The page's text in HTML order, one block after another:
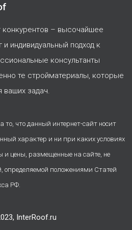
конкурентов – высочайшее
и индивидуальный подход к
консультанты
те стройматериалы, которые
задач.
что данный интернет-сайт носит
характер и ни при каких условиях
цены, размещенные на сайте, не
определяемой положениями Статей
РФ.
InterRoof.ru